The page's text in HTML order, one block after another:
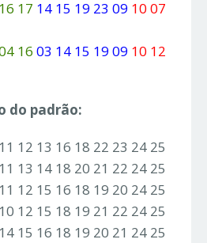
17 14 15 19 23 09 10 07
16 03 14 15 19 09 10 12
do padrão:
12 13 16 18 22 23 24 25
13 14 18 20 21 22 24 25
12 15 16 18 19 20 24 25
12 15 18 19 21 22 24 25
15 16 18 19 20 21 24 25